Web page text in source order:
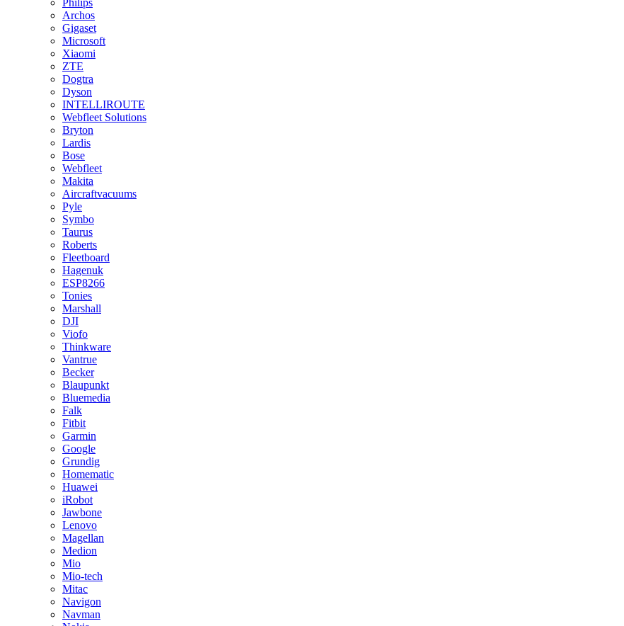
Philips
Archos
Gigaset
Microsoft
Xiaomi
ZTE
Dogtra
Dyson
INTELLIROUTE
Webfleet Solutions
Bryton
Lardis
Bose
Webfleet
Makita
Aircraftvacuums
Pyle
Symbo
Taurus
Roberts
Fleetboard
Hagenuk
ESP8266
Tonies
Marshall
DJI
Viofo
Thinkware
Vantrue
Becker
Blaupunkt
Bluemedia
Falk
Fitbit
Garmin
Google
Grundig
Homematic
Huawei
iRobot
Jawbone
Lenovo
Magellan
Medion
Mio
Mio-tech
Mitac
Navigon
Navman